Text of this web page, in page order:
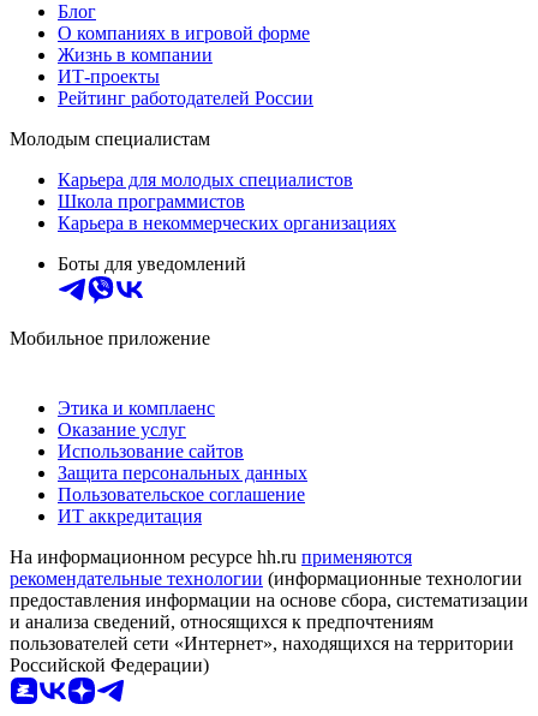
Блог
О компаниях в игровой форме
Жизнь в компании
ИТ-проекты
Рейтинг работодателей России
Молодым специалистам
Карьера для молодых специалистов
Школа программистов
Карьера в некоммерческих организациях
Боты для уведомлений
Мобильное приложение
Этика и комплаенс
Оказание услуг
Использование сайтов
Защита персональных данных
Пользовательское соглашение
ИТ аккредитация
На информационном ресурсе hh.ru применяются
рекомендательные технологии (информационные технологии
предоставления информации на основе сбора, систематизации
и анализа сведений, относящихся к предпочтениям
пользователей сети «Интернет», находящихся на территории
Российской Федерации)